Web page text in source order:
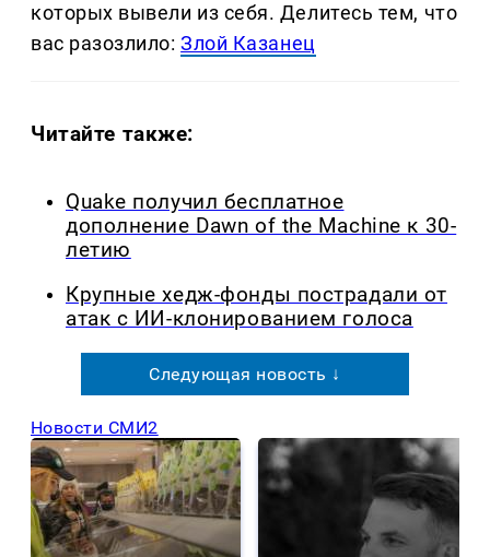
которых вывели из себя. Делитеcь тем, что
вас разозлило:Злой Казанец
Читайте также:
Quake получил бесплатное
дополнение Dawn of the Machine к 30-
летию
Крупные хедж-фонды пострадали от
атак с ИИ-клонированием голоса
Следующая новость ↓
Новости СМИ2